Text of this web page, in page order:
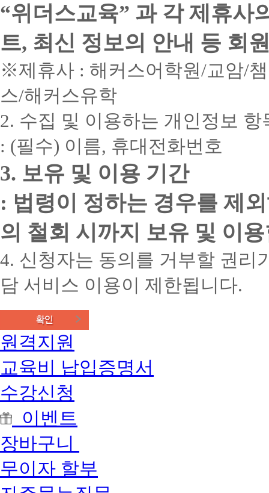
“위더스교육” 과 각 제휴사
트, 최신 정보의 안내 등 회
※제휴사 : 해커스어학원/교암/
스/해커스유학
2. 수집 및 이용하는 개인정보 항
: (필수) 이름, 휴대전화번호
3. 보유 및 이용 기간
: 법령이 정하는 경우를 제
의 철회 시까지 보유 및 이
4. 신청자는 동의를 거부할 권리
담 서비스 이용이 제한됩니다.
원격지원
교육비 납입증명서
수강신청
이벤트
장바구니
무이자 할부